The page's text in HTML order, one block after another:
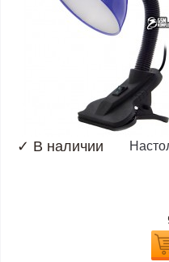
✓ В наличии